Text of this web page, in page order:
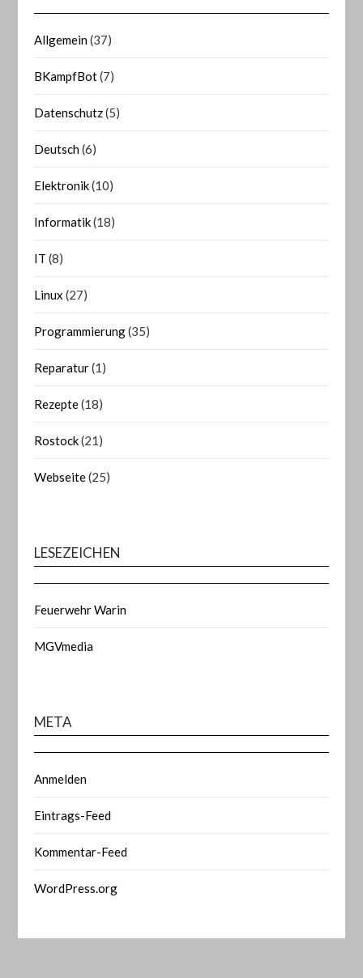
Allgemein(37)
BKampfBot(7)
Datenschutz(5)
Deutsch(6)
Elektronik(10)
Informatik(18)
IT (8)
Linux (27)
Programmierung(35)
Reparatur(1)
Rezepte(18)
Rostock(21)
Webseite(25)
LESEZEICHEN
Feuerwehr Warin
MGVmedia
META
Anmelden
Eintrags-Feed
Kommentar-Feed
WordPress.org